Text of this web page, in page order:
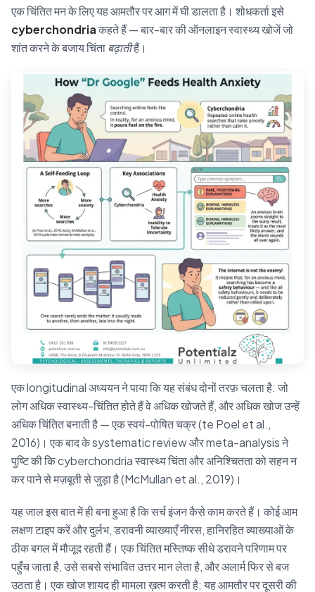
एक चिंतित मन के लिए यह आमतौर पर आग में घी डालता है। शोधकर्ता इसे
cyberchondriaकहते हैं — बार-बार की ऑनलाइन स्वास्थ्य खोजें जो
शांत करने के बजाय चिंताबढ़ातीहैं।
एक longitudinal अध्ययन ने पाया कि यह संबंध दोनों तरफ़ चलता है: जो
लोग अधिक स्वास्थ्य-चिंतित होते हैं वे अधिक खोजते हैं, और अधिक खोज उन्हें
अधिक चिंतित बनाती है — एक स्वयं-पोषित चक्र (te Poel et al.,
2016)। एक बाद के systematic review और meta-analysis ने
पुष्टि की कि cyberchondria स्वास्थ्य चिंता और अनिश्चितता को सहन न
कर पाने से मज़बूती से जुड़ा है (McMullan et al., 2019)।
यह जाल इस बात में ही बना हुआ है कि सर्च इंजन कैसे काम करते हैं। कोई आम
लक्षण टाइप करें और दुर्लभ, डरावनी व्याख्याएँ नीरस, हानिरहित व्याख्याओं के
ठीक बगल में मौजूद रहती हैं। एक चिंतित मस्तिष्क सीधे डरावने परिणाम पर
पहुँच जाता है, उसे सबसे संभावित उत्तर मान लेता है, और अलार्म फिर से बज
उठता है। एक खोज शायद ही मामला ख़त्म करती है; यह आमतौर पर दूसरी की